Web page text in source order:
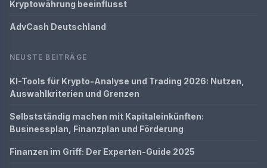
Kryptowährung beeinflusst
AdvCash Deutschland
NEUSTE BEITRÄGE
KI-Tools für Krypto-Analyse und Trading 2026: Nutzen,
Auswahlkriterien und Grenzen
Selbstständig machen mit Kapitaleinkünften:
Businessplan, Finanzplan und Förderung
Finanzen im Griff: Der Experten-Guide 2025